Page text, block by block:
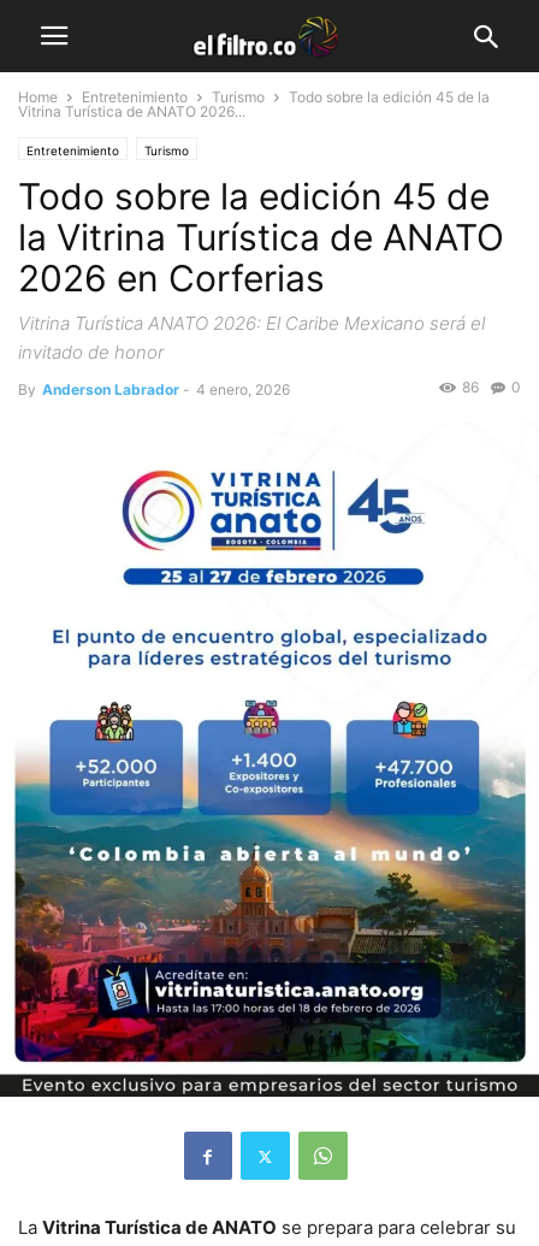
Home Entretenimiento Turismo
Todo sobre la edición 45 de la
Vitrina Turística de ANATO 2026...
Entretenimiento Turismo
Todo sobre la edición 45 de
la Vitrina Turística de ANATO
2026 en Corferias
Vitrina Turística ANATO 2026: El Caribe Mexicano será el
invitado de honor
By Anderson Labrador - 4 enero, 2026 0
86
La Vitrina Turística de ANATO se prepara para celebrar su